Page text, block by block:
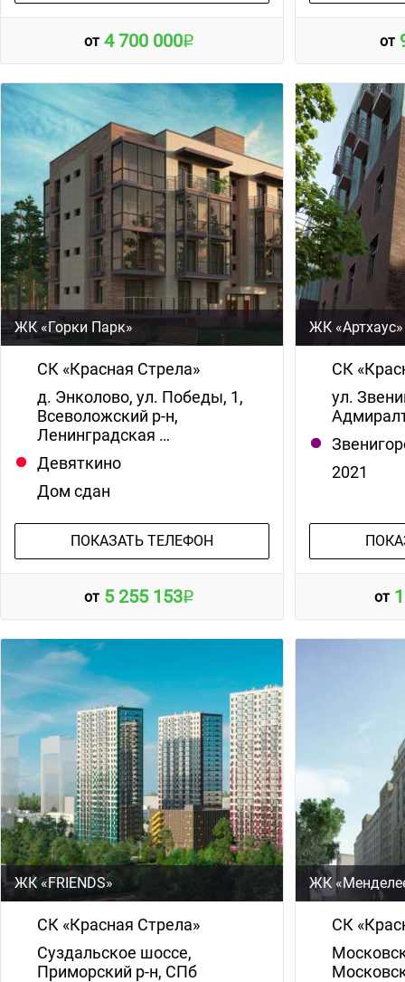
от 4 700 000 от
ЖК «Горки Парк»
СК «Красная Стрела»
д. Энколово, ул. Победы, 1,
Всеволожский р-н,
Ленинградская …
Девяткино
Дом сдан
ПОКАЗАТЬ ТЕЛЕФОН
от 5 255 153
ЖК «Артхаус»
СК
ул.
2021
от
ЖК «FRIENDS»
СК «Красная Стрела»
Суздальское шоссе,
Приморский р-н, СПб
ЖК
СК